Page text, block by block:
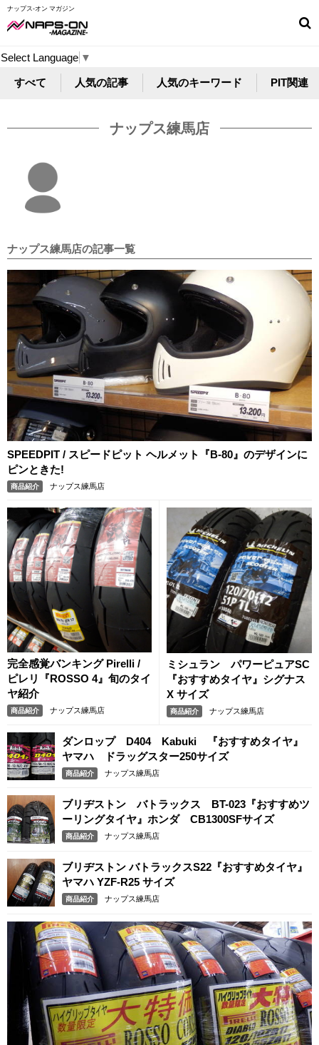
ナップス-オン マガジン
Select Language ▼
すべて 人気の記事 人気のキーワード PIT関連
ナップス練馬店
ナップス練馬店の記事一覧
SPEEDPIT / スピードピット ヘルメット『B-80』のデザインに
ピンときた!
商品紹介 ナップス練馬店
完全感覚バンキング Pirelli /
ピレリ『ROSSO 4』旬のタイ
ヤ紹介
商品紹介 ナップス練馬店
ミシュラン パワーピュアSC
『おすすめタイヤ』シグナス
X サイズ
商品紹介 ナップス練馬店
ダンロップ D404 Kabuki 『おすすめタイヤ』
ヤマハ ドラッグスター250サイズ
商品紹介 ナップス練馬店
ブリヂストン バトラックス BT-023『おすすめツ
ーリングタイヤ』ホンダ CB1300SFサイズ
商品紹介 ナップス練馬店
ブリヂストン バトラックスS22『おすすめタイヤ』
ヤマハ YZF-R25 サイズ
商品紹介 ナップス練馬店